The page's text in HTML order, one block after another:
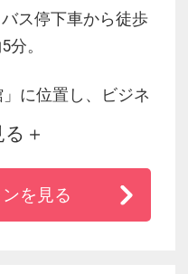
ス停下車から徒歩
分。
に位置し、ビジネ
かふかの羽毛布団
ーメン店をはじ
を見る